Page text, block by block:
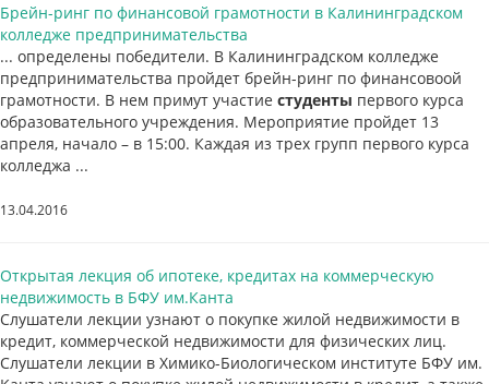
Брейн-ринг по финансовой грамотности в Калининградском
колледже предпринимательства
... определены победители. В Калининградском колледже
предпринимательства пройдет брейн-ринг по финансовоой
грамотности. В нем примут участие студенты первого курса
образовательного учреждения. Мероприятие пройдет 13
апреля, начало – в 15:00. Каждая из трех групп первого курса
колледжа ...
13.04.2016
Открытая лекция об ипотеке, кредитах на коммерческую
недвижимость в БФУ им.Канта
Слушатели лекции узнают о покупке жилой недвижимости в
кредит, коммерческой недвижимости для физических лиц.
Слушатели лекции в Химико-Биологическом институте БФУ им.